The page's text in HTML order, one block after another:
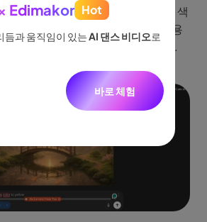
박스에 명령문을 입력하세요. ‘잎 색
’처럼 정확하고 명확한 언어를 사용
통해 결과를 개선할 수 있습니다.
Edimakor Hot
듬과 움직임이 있는AI 댄스 비디오로
바로 체험
아이디
터, 네